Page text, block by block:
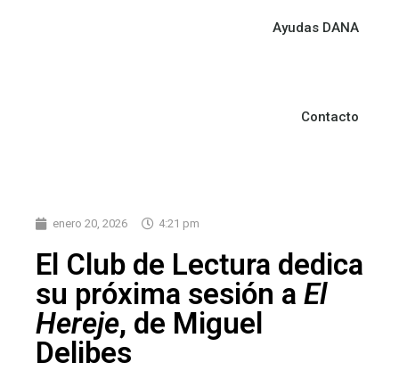
Ayudas DANA
Contacto
enero 20, 2026 4:21 pm
El Club de Lectura dedica
su próxima sesión a El
Hereje, de Miguel
Delibes